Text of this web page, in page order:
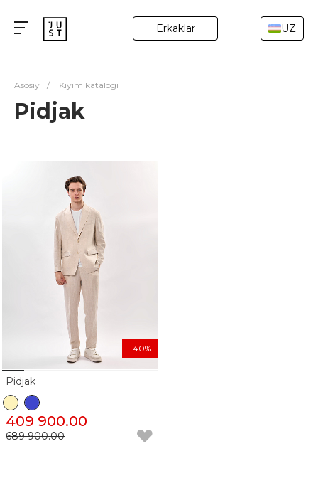
Erkaklar UZ
Asosiy / Kiyim katalogi
Pidjak
Pidjak
409 900.00
689 900.00
-40%